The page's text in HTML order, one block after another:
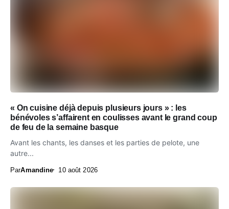
« On cuisine déjà depuis plusieurs jours » : les
bénévoles s’affairent en coulisses avant le grand coup
de feu de la semaine basque
Avant les chants, les danses et les parties de pelote, une
autre...
ParAmandine 10 août 2026